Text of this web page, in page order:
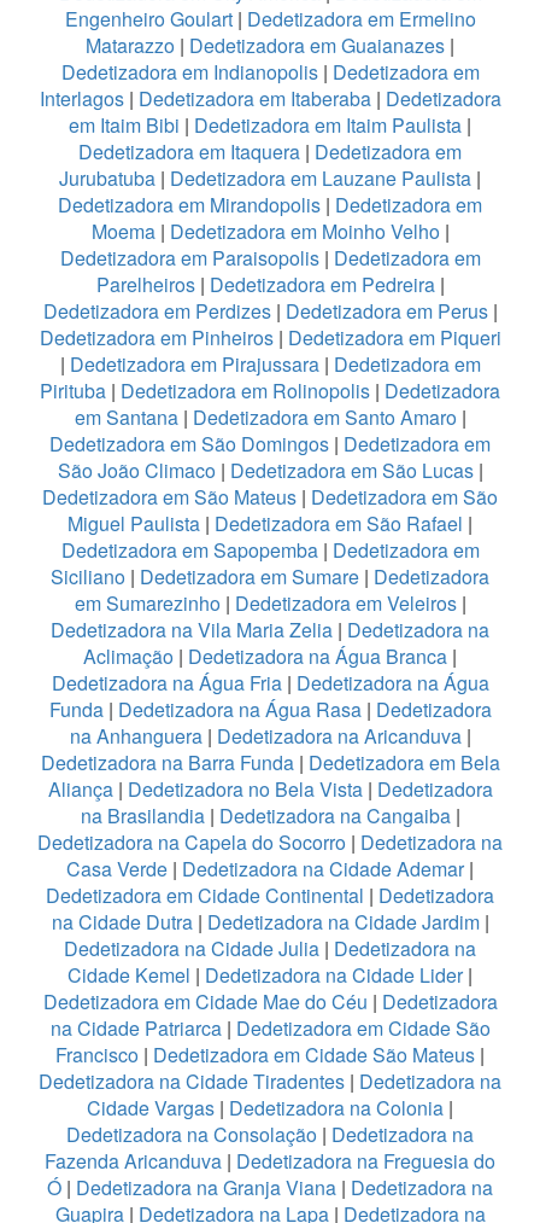
Engenheiro Goulart | Dedetizadora em Ermelino
Matarazzo | Dedetizadora em Guaianazes |
Dedetizadora em Indianopolis| Dedetizadora em
Interlagos| Dedetizadora em Itaberaba| Dedetizadora
em Itaim Bibi | Dedetizadora em Itaim Paulista |
Dedetizadora em Itaquera | Dedetizadora em
Jurubatuba | Dedetizadora em Lauzane Paulista |
Dedetizadora em Mirandopolis | Dedetizadora em
Moema| Dedetizadora em Moinho Velho |
Dedetizadora em Paraisopolis| Dedetizadora em
Parelheiros| Dedetizadora em Pedreira|
Dedetizadora em Perdizes| Dedetizadora em Perus|
Dedetizadora em Pinheiros| Dedetizadora em Piqueri
| Dedetizadora em Pirajussara| Dedetizadora em
Pirituba | Dedetizadora em Rolinopolis | Dedetizadora
em Santana| Dedetizadora em Santo Amaro|
Dedetizadora em São Domingos | Dedetizadora em
São João Climaco| Dedetizadora em São Lucas|
Dedetizadora em São Mateus | Dedetizadora em São
Miguel Paulista | Dedetizadora em São Rafael |
Dedetizadora em Sapopemba | Dedetizadora em
Siciliano | Dedetizadora em Sumare | Dedetizadora
em Sumarezinho| Dedetizadora em Veleiros|
Dedetizadora na Vila Maria Zelia | Dedetizadora na
Aclimação | Dedetizadora na Água Branca |
Dedetizadora na Água Fria| Dedetizadora na Água
Funda| Dedetizadora na Água Rasa | Dedetizadora
na Anhanguera| Dedetizadora na Aricanduva|
Dedetizadora na Barra Funda | Dedetizadora em Bela
Aliança | Dedetizadora no Bela Vista| Dedetizadora
na Brasilandia| Dedetizadora na Cangaiba|
Dedetizadora na Capela do Socorro | Dedetizadora na
Casa Verde | Dedetizadora na Cidade Ademar|
Dedetizadora em Cidade Continental | Dedetizadora
na Cidade Dutra | Dedetizadora na Cidade Jardim|
Dedetizadora na Cidade Julia | Dedetizadora na
Cidade Kemel | Dedetizadora na Cidade Lider|
Dedetizadora em Cidade Mae do Céu | Dedetizadora
na Cidade Patriarca| Dedetizadora em Cidade São
Francisco | Dedetizadora em Cidade São Mateus |
Dedetizadora na Cidade Tiradentes | Dedetizadora na
Cidade Vargas | Dedetizadora na Colonia |
Dedetizadora na Consolação | Dedetizadora na
Fazenda Aricanduva | Dedetizadora na Freguesia do
Ó | Dedetizadora na Granja Viana | Dedetizadora na
Guapira| Dedetizadora na Lapa| Dedetizadora na